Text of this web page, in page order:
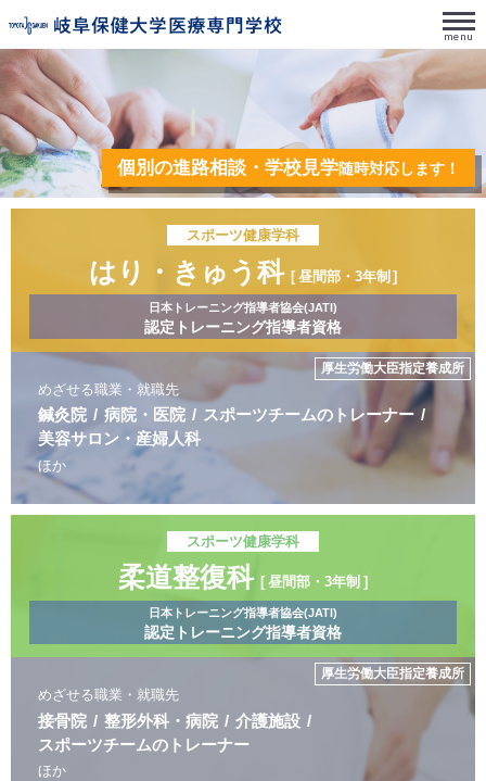
2026年度オープンキャンパス受付中！
本校独自の奨学制度が
パワーアップ！
社会人は授業料半額免除！
高校生も20万・10万円免除！
教育訓練給付制度の 活用により、 3年間の自己負担額が
165.5万円まで減額可能
社会人で柔道整復科に入学される方は条件が合えば更に厚生労働省から給付が受けられま
す
個別の進路相談・学校見学随時対応します！
スポーツ健康学科
はり・ きゅう科 昼間部・3年制
日本トレーニング指導者協会(JATI)
認定トレーニング指導者資格
めざせる職業・就職先
厚生労働大臣指定養成所
鍼灸院 病院・医院 スポーツチームの トレーナー
美容サロン・ 産婦人科
ほか
スポーツ健康学科
柔道整復科 昼間部・3年制
日本トレーニング指導者協会(JATI)
認定トレーニング指導者資格
めざせる職業・就職先
厚生労働大臣指定養成所
接骨院 整形外科・病院
介護施設
スポーツチームの トレーナー
ほか